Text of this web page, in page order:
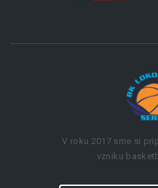
V roku 2017 sme si
vzniku